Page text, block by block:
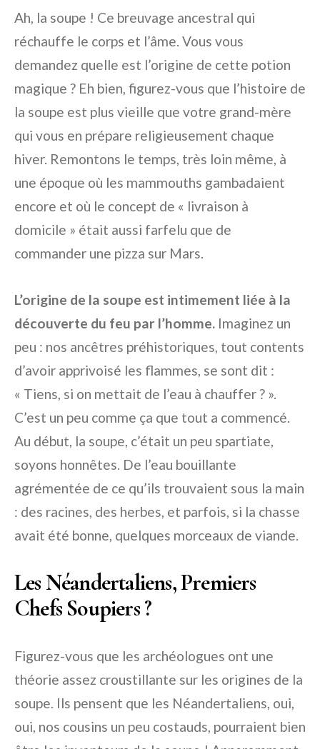
Ah, la soupe ! Ce breuvage ancestral qui
réchauffe le corps et l’âme. Vous vous
demandez quelle est l’origine de cette potion
magique ? Eh bien, figurez-vous que l’histoire de
la soupe est plus vieille que votre grand-mère
qui vous en prépare religieusement chaque
hiver. Remontons le temps, très loin même, à
une époque où les mammouths gambadaient
encore et où le concept de « livraison à
domicile » était aussi farfelu que de
commander une pizza sur Mars.
L’origine de la soupe est intimement liée à la
découverte du feu par l’homme. Imaginez un
peu : nos ancêtres préhistoriques, tout contents
d’avoir apprivoisé les flammes, se sont dit :
« Tiens, si on mettait de l’eau à chauffer ? ».
C’est un peu comme ça que tout a commencé.
Au début, la soupe, c’était un peu spartiate,
soyons honnêtes. De l’eau bouillante
agrémentée de ce qu’ils trouvaient sous la main
: des racines, des herbes, et parfois, si la chasse
avait été bonne, quelques morceaux de viande.
Les Néandertaliens, Premiers
Chefs Soupiers ?
Figurez-vous que les archéologues ont une
théorie assez croustillante sur les origines de la
soupe. Ils pensent que les Néandertaliens, oui,
oui, nos cousins un peu costauds, pourraient bien